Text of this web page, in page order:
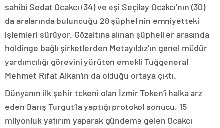
sahibi Sedat Ocakcı (34) ve eşi Seçilay Ocakcı’nın (30)
da aralarında bulunduğu 28 şüphelinin emniyetteki
işlemleri sürüyor. Gözaltına alınan şüpheliler arasında
holdinge bağlı şirketlerden Metayıldız’ın genel müdür
yardımcılığı görevini yürüten emekli Tuğgeneral
Mehmet Rıfat Alkan’ın da olduğu ortaya çıktı.
Dünyanın ilk şehir tokeni olan İzmir Token’i halka arz
eden Barış Turgut’la yaptığı protokol sonucu, 15
milyonluk yatırım yaparak gündeme gelen Ocakcı